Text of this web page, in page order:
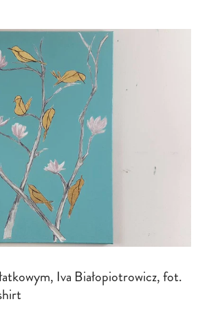
Iva Białopiotrowicz, fot.